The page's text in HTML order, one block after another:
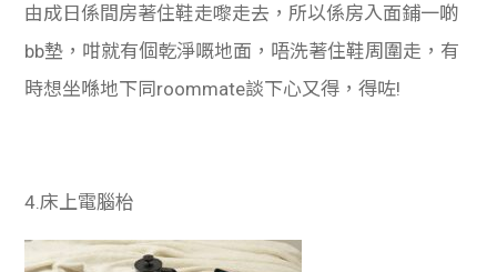
由成日係間房著住鞋走嚟走去，所以係房入面鋪一啲
bb墊，咁就有個乾淨嘅地面，唔洗著住鞋周圍走，有
時想坐喺地下同roommate談下心又得，得咗!
4. 床上電腦枱